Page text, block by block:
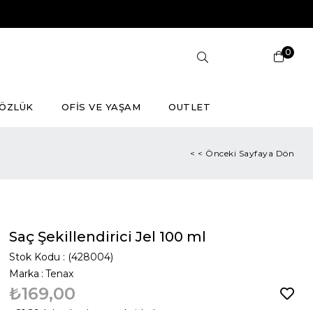
0
OFİS VE YAŞAM OUTLET
< < Önceki Sayfaya Dön
Saç Şekillendirici Jel 100 ml
Stok Kodu
(428004)
Marka : Tenax
₺169,00